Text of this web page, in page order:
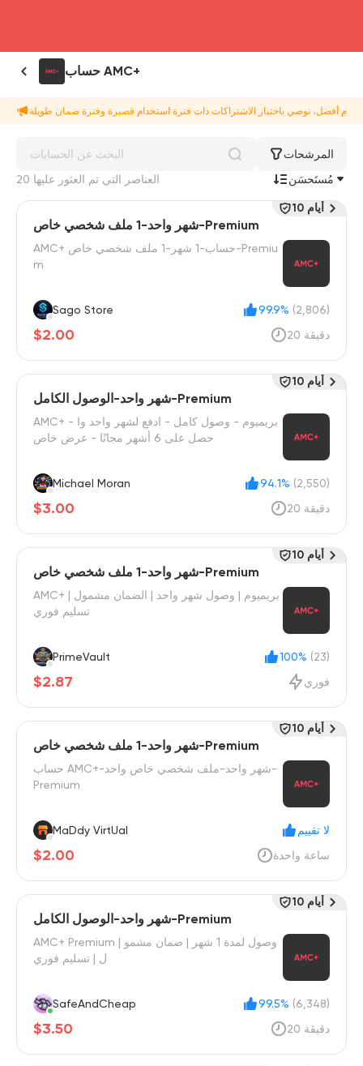
حساب AMC+
المرشحات
20 العناصر التي تم العثور عليها
مُستَحسَن
شهر واحد-1 ملف شخصي خاص-Premium
AMC+ حساب-1 شهر-1 ملف شخصي خاص-Premiu
m
Sago Store 99.9% (2,806)
$2.00 20 دقيقة
10 أيام
شهر واحد-الوصول الكامل-Premium
AMC+ - بريميوم - وصول كامل - ادفع لشهر واحد وا
حصل على 6 أشهر مجانًا - عرض خاص
Michael Moran 94.1% (2,550)
$3.00 20 دقيقة
10 أيام
شهر واحد-1 ملف شخصي خاص-Premium
AMC+ بريميوم | وصول شهر واحد | الضمان مشمول |
تسليم فوري
PrimeVault 100% (23)
$2.87 فوري
10 أيام
شهر واحد-1 ملف شخصي خاص-Premium
حساب AMC+-شهر واحد-ملف شخصي خاص واحد-
Premium
MaDdy VirtUal لا تقييم
$2.00 ساعة واحدة
10 أيام
شهر واحد-الوصول الكامل-Premium
AMC+ Premium | وصول لمدة 1 شهر | ضمان مشمو
ل | تسليم فوري
SafeAndCheap 99.5% (6,348)
$3.50 20 دقيقة
10 أيام